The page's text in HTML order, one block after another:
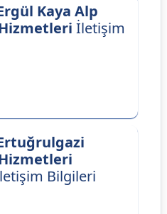
Kaya Alp
İletişim
Bilgileri